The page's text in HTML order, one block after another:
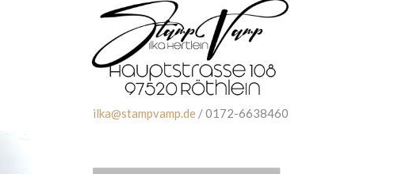
ilka@stampvamp.de/ 0172-6638460